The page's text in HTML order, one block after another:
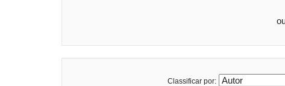
Classificar por: